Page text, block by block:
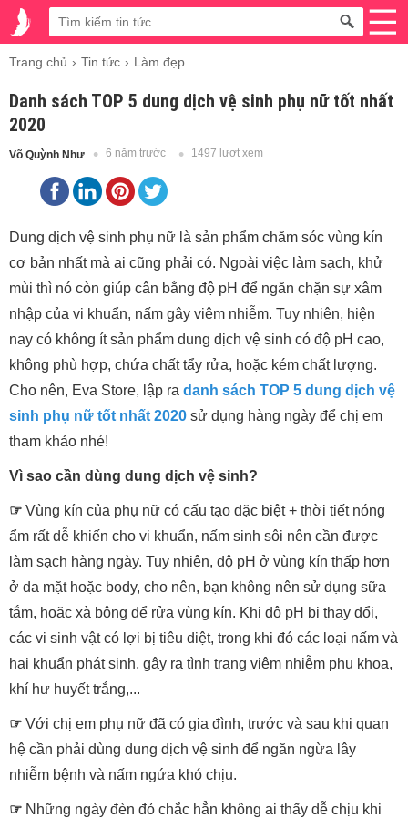
Trang chủ Tin tức Làm đẹp
Danh sách TOP 5 dung dịch vệ sinh phụ nữ tốt nhất
2020
Võ Quỳnh Như 6 năm trước 1497 lượt xem
Dung dịch vệ sinh phụ nữ là sản phẩm chăm sóc vùng kín
cơ bản nhất mà ai cũng phải có. Ngoài việc làm sạch, khử
mùi thì nó còn giúp cân bằng độ pH để ngăn chặn sự xâm
nhập của vi khuẩn, nấm gây viêm nhiễm. Tuy nhiên, hiện
nay có không ít sản phẩm dung dịch vệ sinh có độ pH cao,
không phù hợp, chứa chất tẩy rửa, hoặc kém chất lượng.
Cho nên, Eva Store, lập ra danh sách TOP 5 dung dịch vệ
sinh phụ nữ tốt nhất 2020 sử dụng hàng ngày để chị em
tham khảo nhé!
Vì sao cần dùng dung dịch vệ sinh?
☞ Vùng kín của phụ nữ có cấu tạo đặc biệt + thời tiết nóng
ẩm rất dễ khiến cho vi khuẩn, nấm sinh sôi nên cần được
làm sạch hàng ngày. Tuy nhiên, độ pH ở vùng kín thấp hơn
ở da mặt hoặc body, cho nên, bạn không nên sử dụng sữa
tắm, hoặc xà bông để rửa vùng kín. Khi độ pH bị thay đổi,
các vi sinh vật có lợi bị tiêu diệt, trong khi đó các loại nấm và
hại khuẩn phát sinh, gây ra tình trạng viêm nhiễm phụ khoa,
khí hư huyết trắng,...
☞ Với chị em phụ nữ đã có gia đình, trước và sau khi quan
hệ cần phải dùng dung dịch vệ sinh để ngăn ngừa lây
nhiễm bệnh và nấm ngứa khó chịu.
☞ Những ngày đèn đỏ chắc hẳn không ai thấy dễ chịu khi